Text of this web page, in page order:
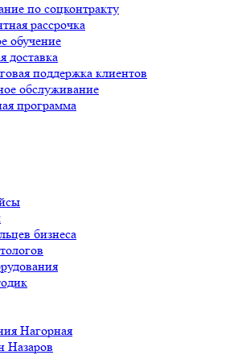
по соцконтракту
рассрочка
обучение
доставка
поддержка клиентов
обслуживание
программа
бизнеса
Нагорная
Назаров